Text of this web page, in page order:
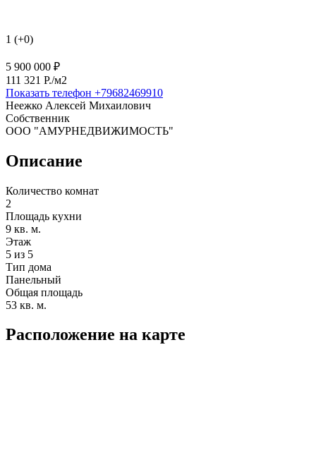
1 (+0)
5 900 000 ₽
111 321 P./м2
Показать телефон +79682469910
Неежко Алексей Михаилович
Собственник
ООО "АМУРНЕДВИЖИМОСТЬ"
Описание
Количество комнат
2
Площадь кухни
9 кв. м.
Этаж
5 из 5
Тип дома
Панельный
Общая площадь
53 кв. м.
Расположение на карте